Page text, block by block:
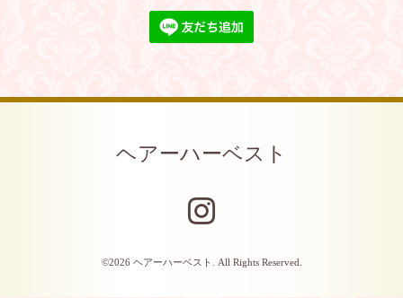
ヘアーハーベスト
©2026 ヘアーハーベスト . All Rights Reserved.